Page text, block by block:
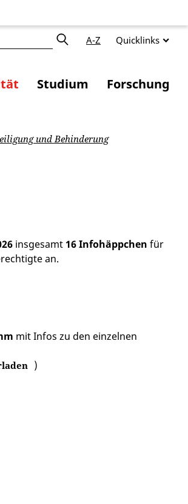
A-Z Quicklinks
Studium Forschung
und Behinderung
insgesamt 16 Infohäppchen für
an.
mit Infos zu den einzelnen
)